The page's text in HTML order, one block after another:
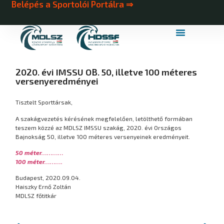
Belépés a Sportolói Portálra ⇒
2020. évi IMSSU OB. 50, illetve 100 méteres
versenyeredményei
Tisztelt Sporttársak,
A szakágvezetés kérésének megfelelően, letölthető formában
teszem közzé az MDLSZ IMSSU szakág, 2020. évi Országos
Bajnokság 50, illetve 100 méteres versenyeinek eredményeit.
50 méter…………
100 méter……….
Budapest, 2020.09.04.
Haiszky Ernő Zoltán
MDLSZ főtitkár